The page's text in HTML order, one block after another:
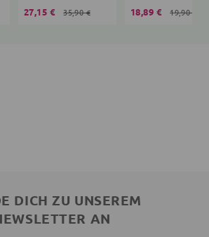
27,15 € 35,90 € 18,89 € 19,90 €
DICH ZU UNSEREM
AN